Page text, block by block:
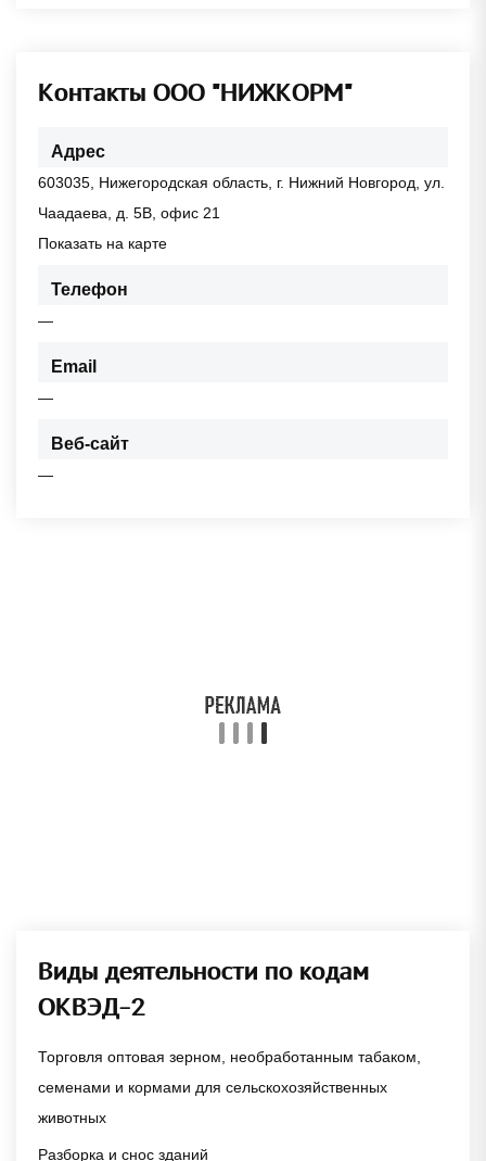
Контакты ООО "НИЖКОРМ"
Адрес
603035, Нижегородская область, г. Нижний Новгород, ул.
Чаадаева, д. 5В, офис 21
Показать на карте
Телефон
—
Email
—
Веб-сайт
—
Виды деятельности по кодам
ОКВЭД-2
Торговля оптовая зерном, необработанным табаком,
семенами и кормами для сельскохозяйственных
животных
Разборка и снос зданий